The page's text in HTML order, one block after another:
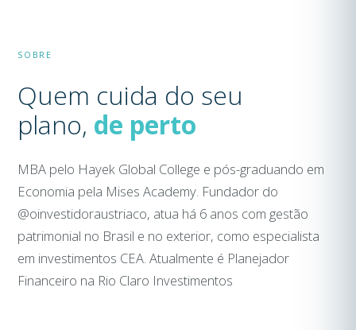
SOBRE
Quem cuida do seu
plano, de perto
MBA pelo Hayek Global College e pós-graduando em
Economia pela Mises Academy. Fundador do
@oinvestidoraustriaco, atua há 6 anos com gestão
patrimonial no Brasil e no exterior, como especialista
em investimentos CEA. Atualmente é Planejador
Financeiro na Rio Claro Investimentos